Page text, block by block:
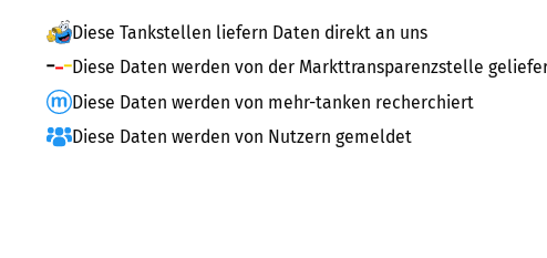
Diese Tankstellen liefern Daten direkt an uns
Diese Daten werden von der Markttransparenzstelle
Diese Daten werden von mehr-tanken recherchiert
Diese Daten werden von Nutzern gemeldet